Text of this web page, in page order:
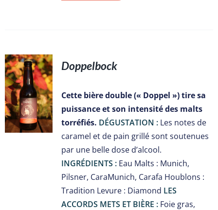
Doppelbock
Cette bière double (« Doppel ») tire sa
puissance et son intensité des malts
torréfiés. DÉGUSTATION :Les notes de
caramel et de pain grillé sont soutenues
par une belle dose d’alcool.
INGRÉDIENTS :Eau Malts : Munich,
Pilsner, CaraMunich, Carafa Houblons :
Tradition Levure : Diamond LES
ACCORDS METS ET BIÈRE :Foie gras,